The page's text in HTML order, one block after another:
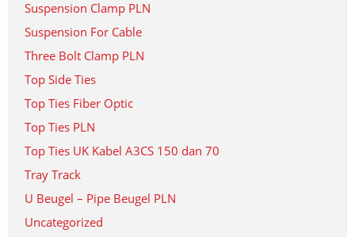
Suspension Clamp PLN
Suspension For Cable
Three Bolt Clamp PLN
Top Side Ties
Top Ties Fiber Optic
Top Ties PLN
Top Ties UK Kabel A3CS 150 dan 70
Tray Track
U Beugel – Pipe Beugel PLN
Uncategorized